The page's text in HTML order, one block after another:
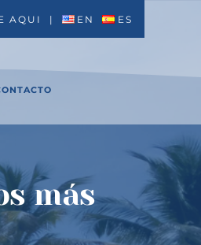
AQUI | EN ES
más